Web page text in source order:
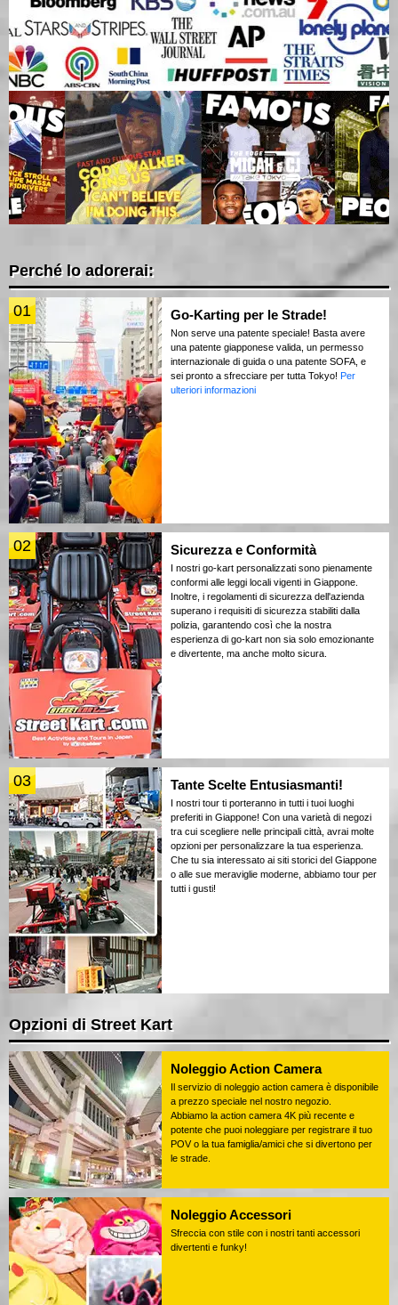
Perché lo adorerai:
01 Go-Karting per le Strade!
Non serve una patente speciale! Basta avere
una patente giapponese valida, un permesso
internazionale di guida o una patente SOFA, e
sei pronto a sfrecciare per tutta Tokyo! Per
ulteriori informazioni
02 Sicurezza e Conformità
I nostri go-kart personalizzati sono pienamente
conformi alle leggi locali vigenti in Giappone.
Inoltre, i regolamenti di sicurezza dell'azienda
superano i requisiti di sicurezza stabiliti dalla
polizia, garantendo così che la nostra
esperienza di go-kart non sia solo emozionante
e divertente, ma anche molto sicura.
03 Tante Scelte Entusiasmanti!
I nostri tour ti porteranno in tutti i tuoi luoghi
preferiti in Giappone! Con una varietà di negozi
tra cui scegliere nelle principali città, avrai molte
opzioni per personalizzare la tua esperienza.
Che tu sia interessato ai siti storici del Giappone
o alle sue meraviglie moderne, abbiamo tour per
tutti i gusti!
Opzioni di Street Kart
Noleggio Action Camera
Il servizio di noleggio action camera è disponibile
a prezzo speciale nel nostro negozio.
Abbiamo la action camera 4K più recente e
potente che puoi noleggiare per registrare il tuo
POV o la tua famiglia/amici che si divertono per
le strade.
Noleggio Accessori
Sfreccia con stile con i nostri tanti accessori
divertenti e funky!